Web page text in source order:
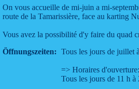
On vous accueille de mi-juin a mi-
route de la Tamarissière, face au karting
Vous avez la possibilité d'y faire du quad
Öffnungszeiten: Tous les jours de juillet
=> Horaires d'ouverture:
Tous les jours de 11 h à